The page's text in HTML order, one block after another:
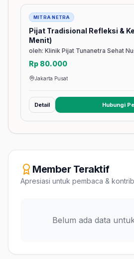
Jasa
MITRA NETRA
Pijat Tradisional Refleksi &
Menit)
oleh: Klinik Pijat Tunanetra Sehat
Rp 80.000
Jakarta Pusat
Detail Hubungi
Member Teraktif
Apresiasi untuk pembaca &
Belum ada data